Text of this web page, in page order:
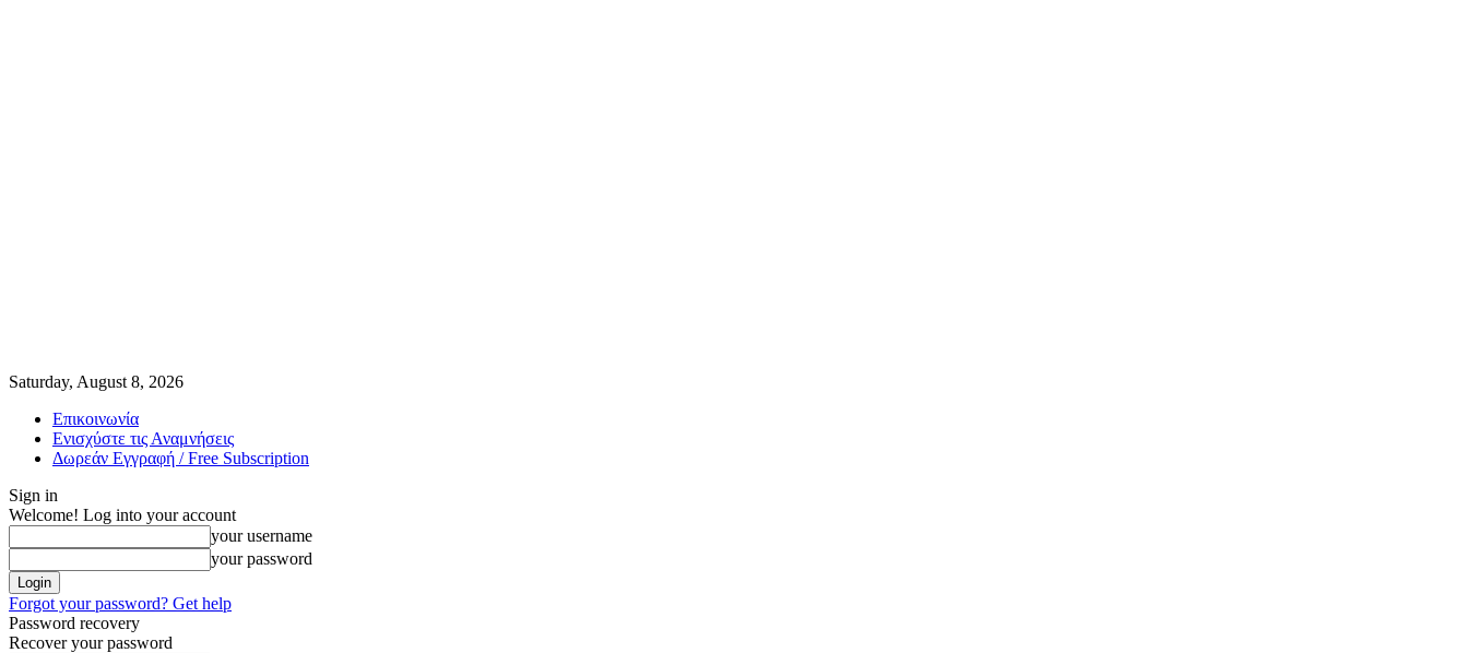
Saturday, August 8, 2026
Επικοινωνία
Ενισχύστε τις Αναμνήσεις
Δωρεάν Εγγραφή / Free Subscription
Sign in
Welcome! Log into your account
your username
your password
Forgot your password? Get help
Password recovery
Recover your password